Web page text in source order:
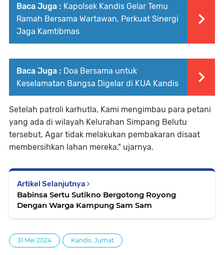
Baca Juga : Kapolsek Kandis Gelar Temu
Ramah Bersama Wartawan, Perkuat Sinergi
Jaga Kamtibmas
Baca Juga : Doa Bersama untuk
Keselamatan Bangsa Digelar di KUA Kandis
Setelah patroli karhutla, Kami mengimbau para petani
yang ada di wilayah Kelurahan Simpang Belutu
tersebut, Agar tidak melakukan pembakaran disaat
membersihkan lahan mereka," ujarnya.
Artikel Selanjutnya
Babinsa Sertu Sutikno Bergotong Royong
Dengan Warga Kampung Sam Sam
31 Mei 2024 Kandis. Jumat